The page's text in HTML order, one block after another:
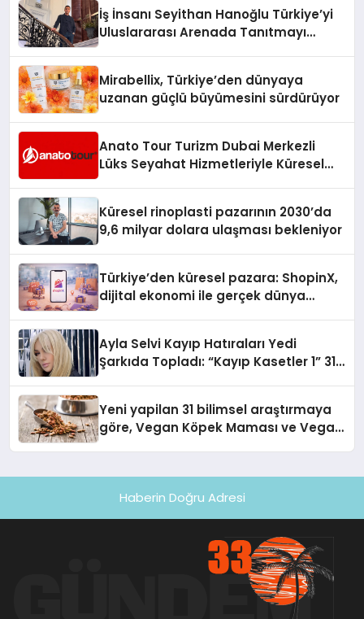
İş İnsanı Seyithan Hanoğlu Türkiye’yi
Uluslararası Arenada Tanıtmayı
Mirabellix, Türkiye’den dünyaya
uzanan güçlü büyümesini sürdürüyor
Anato Tour Turizm Dubai Merkezli
Lüks Seyahat Hizmetleriyle Küresel
Küresel rinoplasti pazarının 2030’da
9,6 milyar dolara ulaşması bekleniyor
Türkiye’den küresel pazara: ShopinX,
dijital ekonomi ile gerçek dünya
Ayla Selvi Kayıp Hatıraları Yedi
Şarkıda Topladı: “Kayıp Kasetler 1” 31
Yeni yapilan 31 bilimsel araştırmaya
göre, Vegan Köpek Maması ve Vegan
Haberin Doğru Adresi